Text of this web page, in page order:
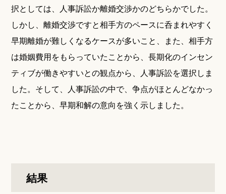
択としては、人事訴訟か離婚交渉かのどちらかでした。
しかし、離婚交渉ですと相手方のペースに呑まれやすく
早期離婚が難しくなるケースが多いこと、また、相手方
は婚姻費用をもらっていたことから、長期化のインセン
ティブが働きやすいとの観点から、人事訴訟を選択しま
した。そして、人事訴訟の中で、争点がほとんどなかっ
たことから、早期和解の意向を強く示しました。
結果